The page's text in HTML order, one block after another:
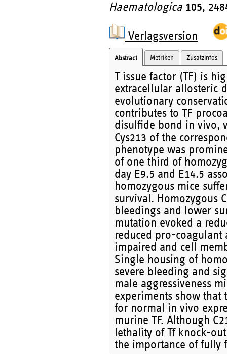
Haematologica 105,
Verlagsversion
Abstract Metriken Zusatzinfos
T issue factor (TF) is
extracellular allosteric
evolutionary
contributes to TF
disulfide bond in vivo,
Cys213 of the
phenotype was
of one third of
day E9.5 and E14.5
homozygous mice
survival. Homozygous
bleedings and lower
mutation evoked a
reduced pro-coagulant
impaired and cell
Single housing of
severe bleeding and
male aggressiveness
experiments show that
for normal in vivo
murine TF. Although
lethality of Tf knock-
the importance of fully